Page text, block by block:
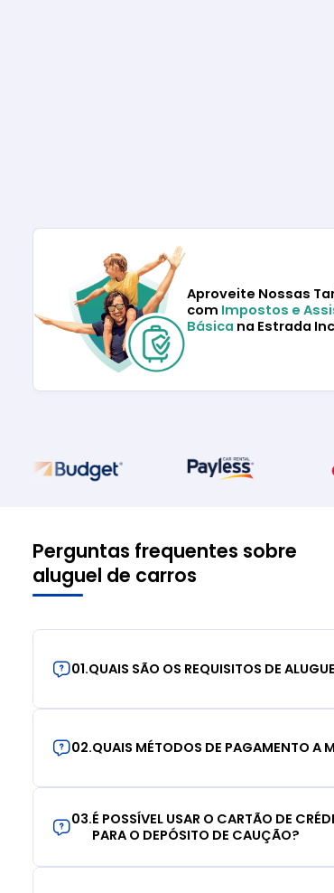
Aproveite Nossas
com Impostos e
Básica na Estrada
Perguntas frequentes sobre
aluguel de carros
01.QUAIS SÃO OS REQUISITOS DE
02.QUAIS MÉTODOS DE PAGAMENTO A
03.É POSSÍVEL USAR O CARTÃO DE
PARA O DEPÓSITO DE CAUÇÃO?